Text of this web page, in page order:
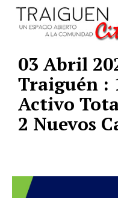
03 Abril
Traiguén :
Activo
2 Nuevos